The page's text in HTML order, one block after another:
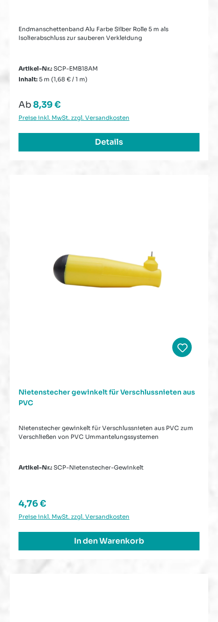
Endmanschettenband Alu Farbe Silber Rolle 5 m als
Isolierabschluss zur sauberen Verkleidung
Artikel-Nr.: SCP-EMB18AM
Inhalt: 5 m (1,68 € / 1 m)
Regulärer Preis:
Ab8,39 €
Preise inkl. MwSt. zzgl. Versandkosten
Details
Nietenstecher gewinkelt für Verschlussnieten aus
PVC
Nietenstecher gewinkelt für Verschlussnieten aus PVC zum
Verschließen von PVC Ummantelungssystemen
Artikel-Nr.: SCP-Nietenstecher-Gewinkelt
Regulärer Preis:
4,76 €
Preise inkl. MwSt. zzgl. Versandkosten
In den Warenkorb